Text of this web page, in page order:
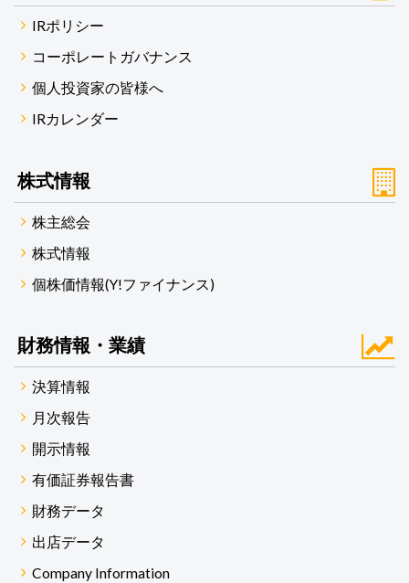
IRポリシー
コーポレートガバナンス
個人投資家の皆様へ
IRカレンダー
株式情報
株主総会
株式情報
個株価情報(Y!ファイナンス)
財務情報・業績
決算情報
月次報告
開示情報
有価証券報告書
財務データ
出店データ
Company Information